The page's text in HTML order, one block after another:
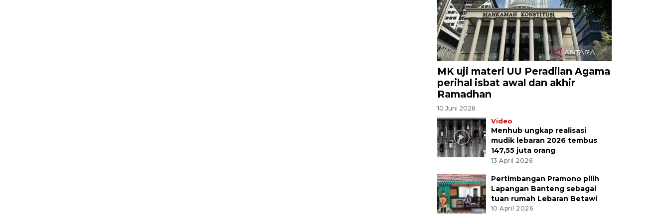
MK uji materi UU Peradilan Agama
perihal isbat awal dan akhir
Ramadhan
10 Juni 2026
Video
Menhub ungkap realisasi
mudik lebaran 2026 tembus
147,55 juta orang
13 April 2026
Pertimbangan Pramono pilih
Lapangan Banteng sebagai
tuan rumah Lebaran Betawi
10 April 2026